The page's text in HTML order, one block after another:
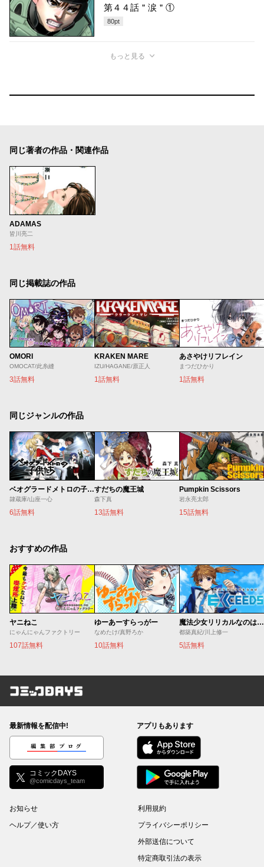
第４４話＂涙＂①
80pt
もっと見る
同じ著者の作品・関連作品
ADAMAS
皆川亮二
1話無料
同じ掲載誌の作品
OMORI
OMOCAT/此糸縫
3話無料
KRAKEN MARE
IZU/HAGANE/原正人
1話無料
あさやけリフレイン
まつだひかり
1話無料
同じジャンルの作品
ベオグラードメトロの子供たち
隷蔵庫/山座一心
6話無料
すだちの魔王城
森下真
13話無料
Pumpkin Scissors
岩永亮太郎
15話無料
おすすめの作品
ヤニねこ
にゃんにゃんファクトリー
107話無料
ゆーあーすらっがー
なめたけ/真野ろか
10話無料
魔法少女リリカルなのは EXCEEDS
都築真紀/川上修一
5話無料
コミックDAYS
最新情報を配信中!
編集部ブログ
コミックDAYS
@comicdays_team
アプリもあります
お知らせ
ヘルプ／使い方
利用規約
プライバシーポリシー
外部送信について
特定商取引法の表示